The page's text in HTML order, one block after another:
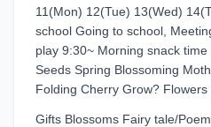
11(Mon) 12(Tue) 13(Wed)
school Going to school,
play 9:30~ Morning snack
Seeds Spring Blossoming
Folding Cherry Grow? Flowers
Gifts Blossoms Fairy tale/